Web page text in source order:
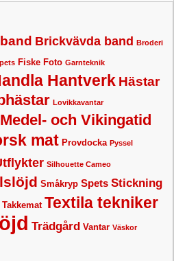
Brickvävda band Broderi
Fiske Foto Garnteknik
Hantverk Hästar
Lovikkavantar
Medel- och Vikingatid
mat Provdocka Pyssel
Silhouette Cameo
Småkryp Spets Stickning
Takkemat Textila tekniker
Trädgård Vantar Väskor